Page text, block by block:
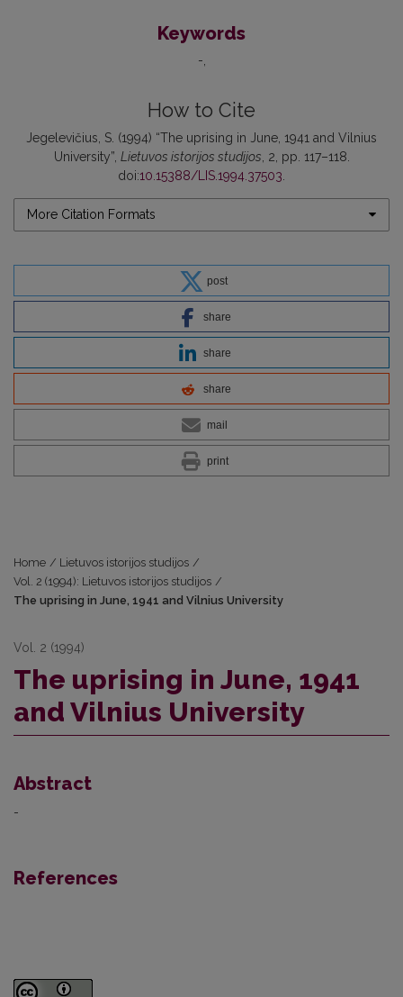
Keywords
-
How to Cite
Jegelevičius, S. (1994) “The uprising in June, 1941 and Vilnius
University”, Lietuvos istorijos studijos , 2, pp. 117–118.
doi:10.15388/LIS.1994.37503
More Citation Formats
post
share
share
share
mail
print
Home / Lietuvos istorijos studijos /
Vol. 2 (1994): Lietuvos istorijos studijos /
The uprising in June, 1941 and Vilnius University
Vol. 2 (1994)
The uprising in June, 1941
and Vilnius University
Abstract
-
References